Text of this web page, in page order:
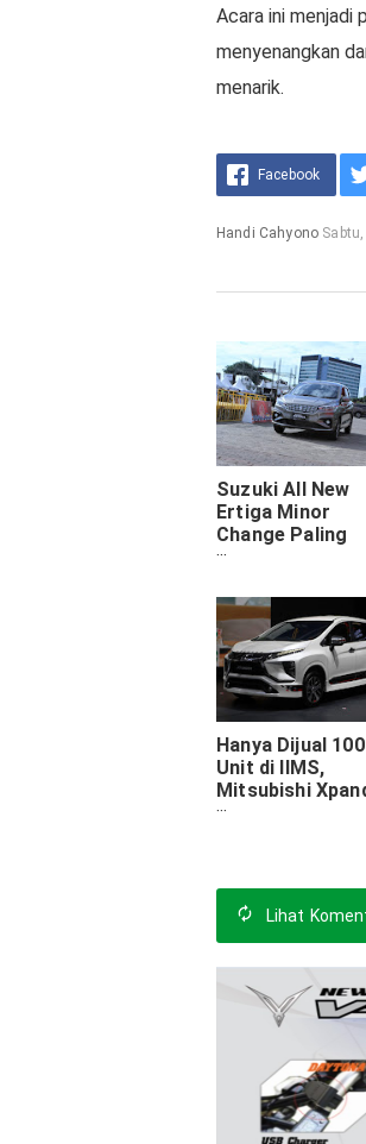
Acara ini menjadi
menyenangkan
menarik.
Facebook
Handi Cahyono
Suzuki All New
Ertiga Minor
Change Paling
Memukau, Ini
2019
Hanya Dijual
Unit di IIMS,
Mitsubishi
Limited Edition
Lihat